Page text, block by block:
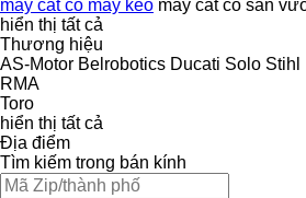
máy cắt cỏ máy kéo máy cắt cỏ sân
hiển thị tất cả
Thương hiệu
AS-Motor Belrobotics Ducati Solo Stihl
RMA
Toro
hiển thị tất cả
Địa điểm
Tìm kiếm trong bán kính